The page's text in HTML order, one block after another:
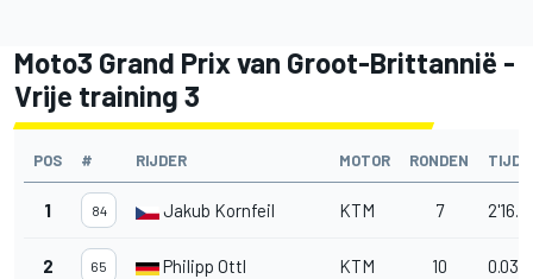
Moto3 Grand Prix van Groot-Brittannië -
Vrije training 3
POS # RIJDER MOTOR RONDEN TIJD/
1 84 Jakub Kornfeil KTM 7
2 65 Philipp Ottl KTM 10 0.034